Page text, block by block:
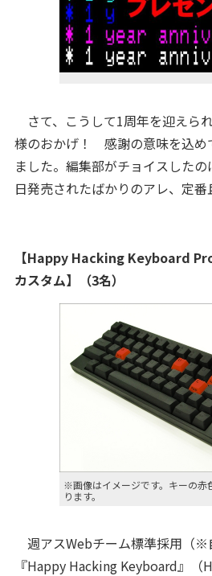
さて、こうして1周年を迎えら
様のおかげ！ 感謝の意味を込め
ました。編集部がチョイスした
日発売されたばかりのアレ、定番
【Happy Hacking Keyboard
カスタム】（3名）
※画像はイメージです。キーの赤
ります。
週アスWebチーム標準採用（※
『Happy Hacking Keyboard』（